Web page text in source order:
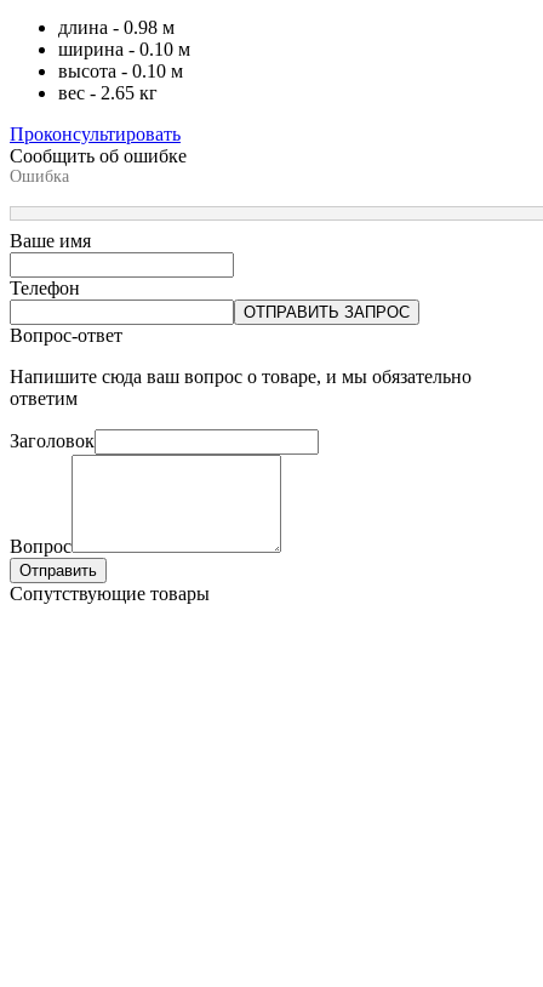
длина - 0.98 м
ширина - 0.10 м
высота - 0.10 м
вес - 2.65 кг
Проконсультировать
Сообщить об ошибке
Ошибка
Ваше имя
Телефон
ОТПРАВИТЬ ЗАПРОС
Вопрос-ответ
Напишите сюда ваш вопрос о товаре, и мы обязательно
ответим
Заголовок
Вопрос
Отправить
Сопутствующие товары